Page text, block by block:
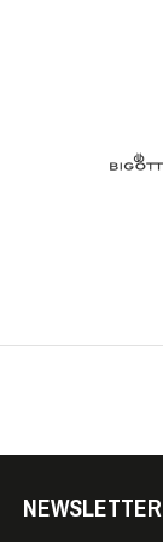
NEWSLETTER